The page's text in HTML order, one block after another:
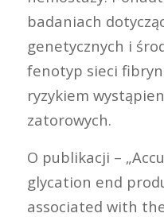
badaniach
genetycznych i
fenotyp sieci
ryzykiem
zatorowych.
O publikacji –
glycation end
associated with